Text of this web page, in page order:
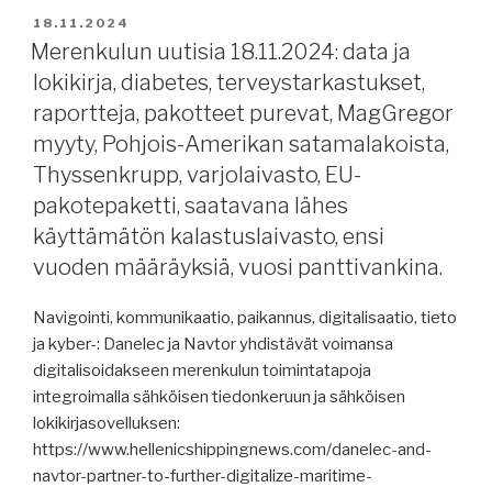
katkeaminen,
raportteja,
Axferries,
offshore-
tukialukset,
saaripoikkeus
käyttöön,
uusia
direktiivejä
merenkulkuun,
päällikön
3,5
vuoden
aresti,
energiatehokkuussäädökset,
Punainen
meri.”
JULKAISTU
18.11.2024
Merenkulun uutisia 18.11.2024: data ja
lokikirja, diabetes, terveystarkastukset,
raportteja, pakotteet purevat, MagGregor
myyty, Pohjois-Amerikan satamalakoista,
Thyssenkrupp, varjolaivasto, EU-
pakotepaketti, saatavana lähes
käyttämätön kalastuslaivasto, ensi
vuoden määräyksiä, vuosi panttivankina.
Navigointi, kommunikaatio, paikannus, digitalisaatio, tieto
ja kyber-: Danelec ja Navtor yhdistävät voimansa
digitalisoidakseen merenkulun toimintatapoja
integroimalla sähköisen tiedonkeruun ja sähköisen
lokikirjasovelluksen:
https://www.hellenicshippingnews.com/danelec-and-
navtor-partner-to-further-digitalize-maritime-